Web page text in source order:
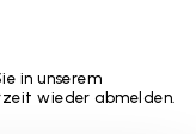
in unserem
wieder abmelden.